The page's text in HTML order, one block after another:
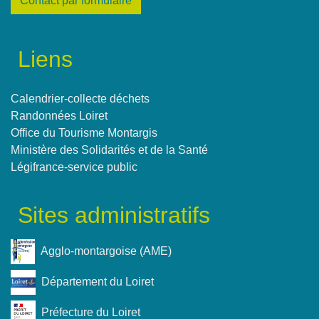
Liens
Calendrier-collecte déchets
Randonnées Loiret
Office du Tourisme Montargis
Ministère des Solidarités et de la Santé
Légifrance-service public
Sites administratifs
Agglo-montargoise (AME)
Département du Loiret
Préfecture du Loiret